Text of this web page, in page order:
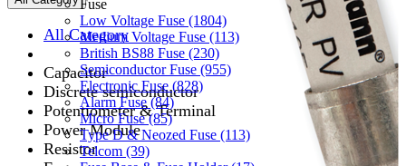
All Category
Capacitor
Discrete semiconductor
Potentiometer & Terminal
Power Module
Resistor
Fuse
Low Voltage Fuse (1804)
Medium Voltage Fuse (113)
British BS88 Fuse (230)
Semiconductor Fuse (955)
Electronic Fuse (828)
Alarm Fuse (84)
Micro Fuse (85)
Type D & Neozed Fuse (113)
Telcom (39)